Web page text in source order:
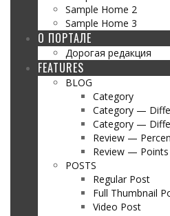
Sample Home 2
Sample Home 3
О ПОРТАЛЕ
Дорогая редакция
FEATURES
BLOG
Category
Category —
Category —
Review —
Review — Points
POSTS
Regular Post
Full Thumbnail
Video Post